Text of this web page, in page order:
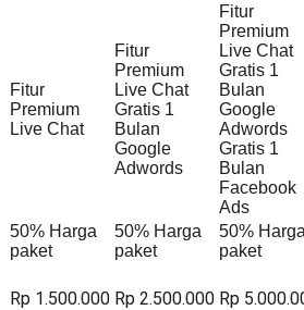
Fitur
Premium
Live Chat
Fitur
Premium
Live Chat
Gratis 1
Bulan
Google
Adwords
Fitur
Premium
Live Chat
Gratis 1
Bulan
Google
Adwords
Gratis 1
Bulan
Facebook
Ads
50% Harga
paket
50% Harga
paket
50%
paket
Rp 1.500.000 Rp 2.500.000 Rp